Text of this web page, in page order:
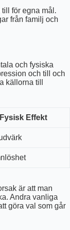
för egna mål.
från familj och
och fysiska
och till och
källorna till
Fysisk Effekt
är att man
Andra vanliga
göra val som går